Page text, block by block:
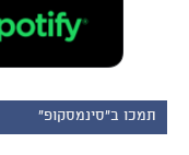
תמכו ב"סינמסקופ"